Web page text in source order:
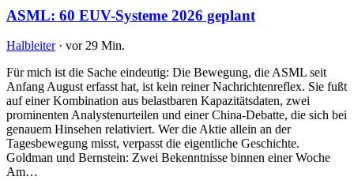
ASML: 60 EUV-Systeme 2026 geplant
Halbleiter · vor 29 Min.
Für mich ist die Sache eindeutig: Die Bewegung, die ASML seit
Anfang August erfasst hat, ist kein reiner Nachrichtenreflex. Sie fußt
auf einer Kombination aus belastbaren Kapazitätsdaten, zwei
prominenten Analystenurteilen und einer China-Debatte, die sich bei
genauem Hinsehen relativiert. Wer die Aktie allein an der
Tagesbewegung misst, verpasst die eigentliche Geschichte.
Goldman und Bernstein: Zwei Bekenntnisse binnen einer Woche
Am…